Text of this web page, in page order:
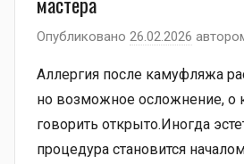
Опубликовано 26.02.2026
Аллергия после камуфляжа
но возможное осложнение, о
говорить открыто.Иногда
процедура становится